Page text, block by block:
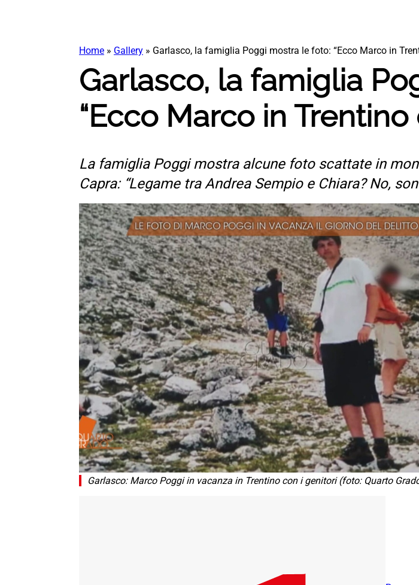
Home » Gallery » Garlasco, la famiglia Poggi mostra le foto: “Ecco Marco in
Garlasco, la famiglia
“Ecco Marco in Trentino
La famiglia Poggi mostra alcune foto scattate in
Capra: “Legame tra Andrea Sempio e Chiara? No,
Garlasco: Marco Poggi in vacanza in Trentino con i genitori (foto: Quarto